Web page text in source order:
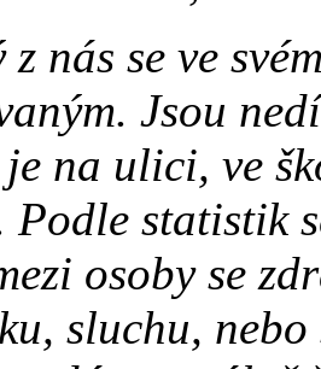
nás se ve
Jsou
je na ulici, ve
Podle statistik
osoby se
sluchu,